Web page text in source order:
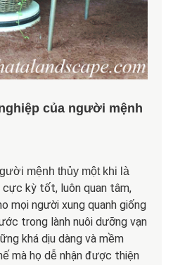
của người mệnh
mệnh thủy một khi là
cực kỳ tốt, luôn quan tâm,
mọi người xung quanh giống
trong lành nuôi dưỡng vạn
khá dịu dàng và mềm
mà họ dễ nhận được thiện